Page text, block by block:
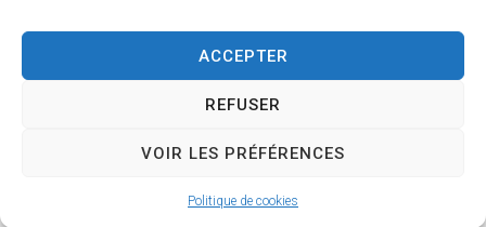
ACCEPTER
REFUSER
VOIR LES PRÉFÉRENCES
Politique de cookies
2025 © - Propulsé par Utopia